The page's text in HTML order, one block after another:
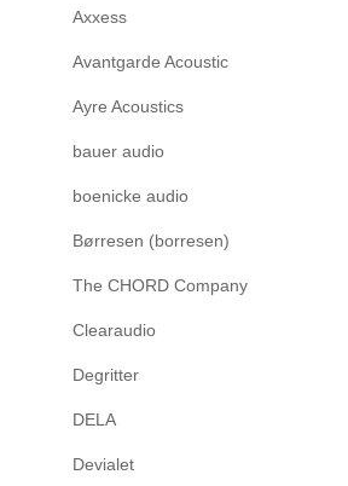
Axxess
Avantgarde Acoustic
Ayre Acoustics
bauer audio
boenicke audio
Børresen (borresen)
The CHORD Company
Clearaudio
Degritter
DELA
Devialet